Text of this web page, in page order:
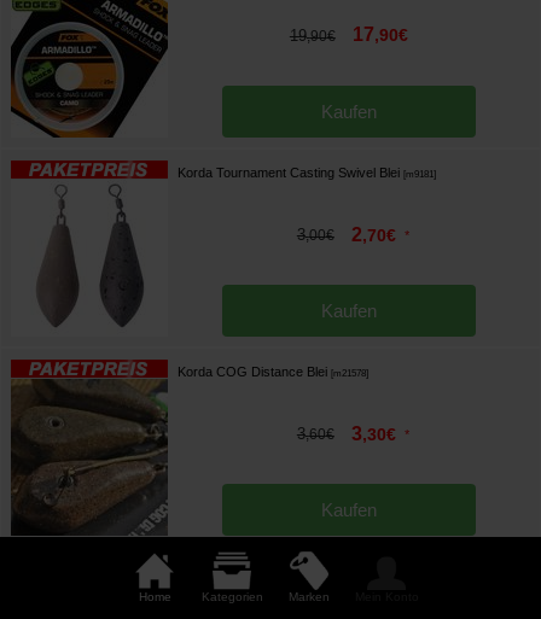
Home Kategorien Marken
19,90€ 17,90€
Kaufen
Korda Tournament Casting Swivel Blei [m9181]
3,00€ 2,70€ *
Kaufen
Korda COG Distance Blei [m21578]
3,60€ 3,30€ *
Kaufen
Korda Leadcore Helicopter Leaders 1m (x 3)